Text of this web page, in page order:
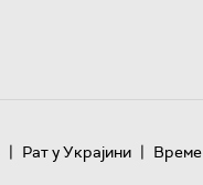
| Рат у Украјини | Време